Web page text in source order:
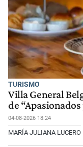
TURISMO
Villa General
de
04-08-2026 18:24
MARÍA JULIANA LUCERO